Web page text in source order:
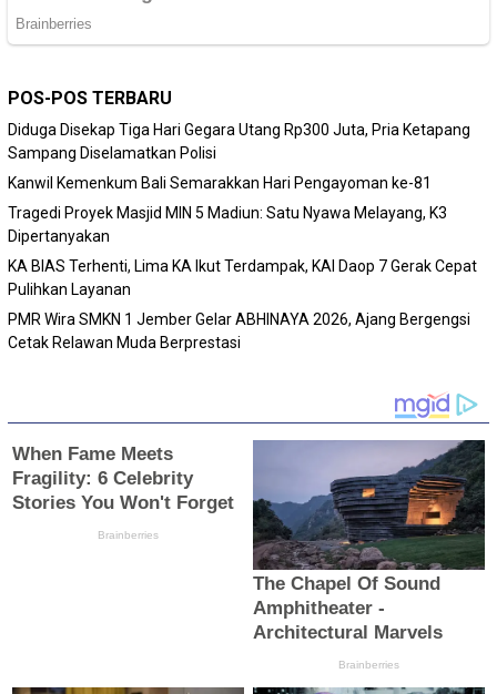
POS-POS TERBARU
Diduga Disekap Tiga Hari Gegara Utang Rp300 Juta, Pria Ketapang
Sampang Diselamatkan Polisi
Kanwil Kemenkum Bali Semarakkan Hari Pengayoman ke-81
Tragedi Proyek Masjid MIN 5 Madiun: Satu Nyawa Melayang, K3
Dipertanyakan
KA BIAS Terhenti, Lima KA Ikut Terdampak, KAI Daop 7 Gerak Cepat
Pulihkan Layanan
PMR Wira SMKN 1 Jember Gelar ABHINAYA 2026, Ajang Bergengsi
Cetak Relawan Muda Berprestasi